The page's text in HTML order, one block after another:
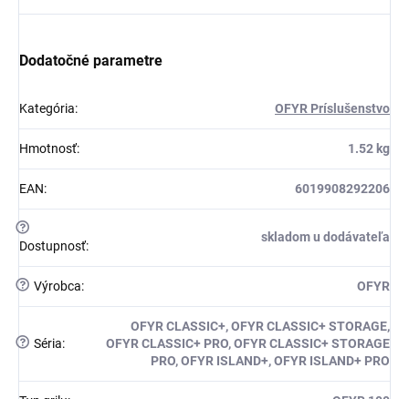
Dodatočné parametre
Kategória: OFYR Príslušenstvo
Hmotnosť: 1.52 kg
EAN: 6019908292206
?
Dostupnosť:
skladom u dodávateľa
? Výrobca: OFYR
? Séria:
OFYR CLASSIC+, OFYR CLASSIC+ STORAGE,
OFYR CLASSIC+ PRO, OFYR CLASSIC+ STORAGE
PRO, OFYR ISLAND+, OFYR ISLAND+ PRO